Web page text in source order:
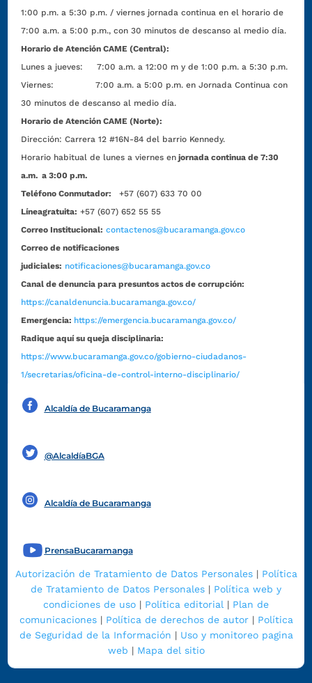
1:00 p.m. a 5:30 p.m. / viernes jornada continua en el horario de
7:00 a.m. a 5:00 p.m., con 30 minutos de descanso al medio día.
Horario de Atención CAME (Central):
Lunes a jueves: 7:00 a.m. a 12:00 m y de 1:00 p.m. a 5:30 p.m.
Viernes: 7:00 a.m. a 5:00 p.m. en Jornada Continua con
30 minutos de descanso al medio día.
Horario de Atención CAME (Norte):
Dirección:Carrera 12 #16N-84 del barrio Kennedy.
Horario habitual de lunes a viernes en jornada continua de 7:30
a.m. a 3:00 p.m.
Teléfono Conmutador:
+57 (607) 633 70 00
Líneagratuita: +57 (607) 652 55 55
Correo Institucional: contactenos@bucaramanga.gov.co
Correo de notificaciones
judiciales: notificaciones@bucaramanga.gov.co
Canal de denuncia para presuntos actos de corrupción:
https://canaldenuncia.bucaramanga.gov.co/
Emergencia: https://emergencia.bucaramanga.gov.co/
Radique aquí su queja disciplinaria:
https://www.bucaramanga.gov.co/gobierno-ciudadanos-
1/secretarias/oficina-de-control-interno-disciplinario/
Alcaldía de Bucaramanga
@AlcaldíaBGA
Alcaldía de Bucaramanga
PrensaBucaramanga
Autorización de Tratamiento de Datos Personales| Política
de Tratamiento de Datos Personales | Política web y
condiciones de uso | Política editorial | Plan de
comunicaciones| Política de derechos de autor| Política
de Seguridad de la Información | Uso y monitoreo pagina
web | Mapa del sitio